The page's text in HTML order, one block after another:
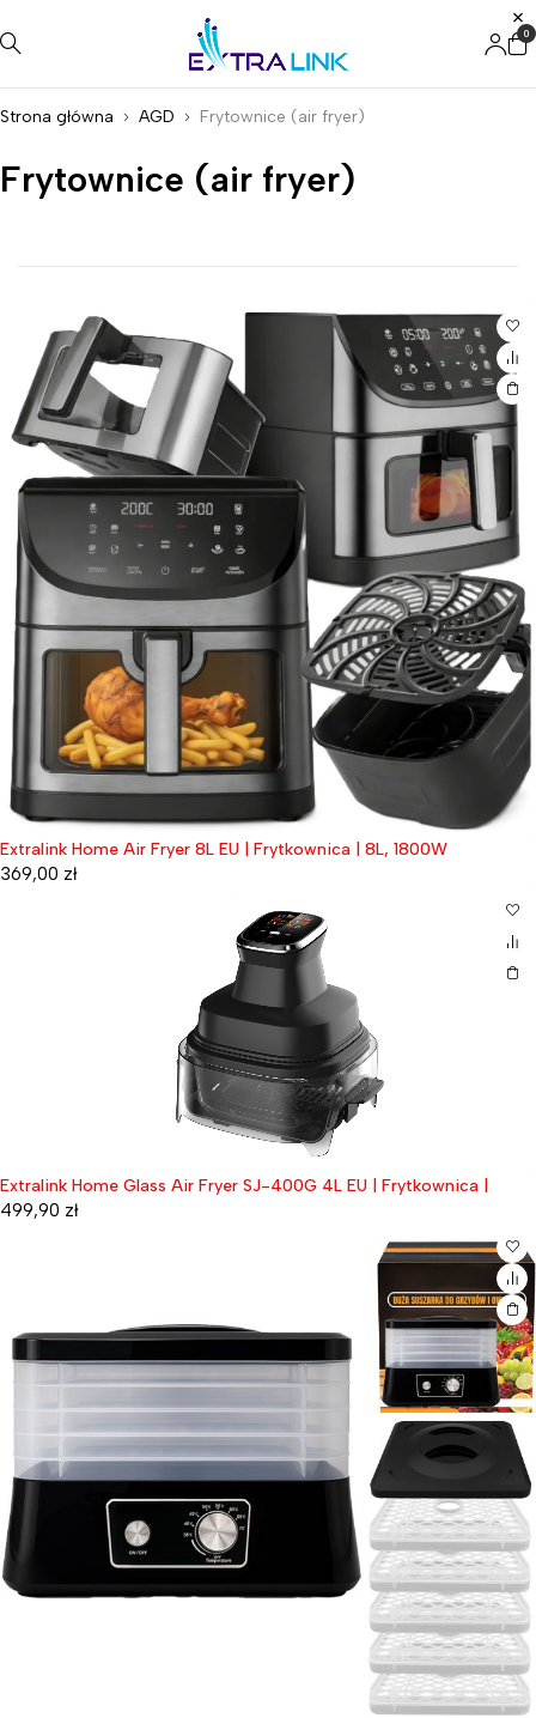
0
Strona główna AGD Frytownice (air fryer)
Frytownice (air fryer)
Extralink Home Air Fryer 8L EU | Frytkownica | 8L, 1800W
369,00 zł
Extralink Home Glass Air Fryer SJ-400G 4L EU | Frytkownica |
499,90 zł